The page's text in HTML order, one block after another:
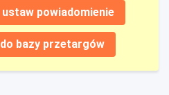
powiadomienie
bazy przetargów